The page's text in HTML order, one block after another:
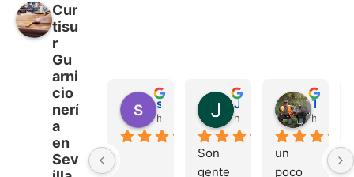
Cur
tisu
r
Gu
arni
cio
nerí
a
en
Sev
hace 4 meses hace 4 meses
Son
gente
hace 4
un
poco